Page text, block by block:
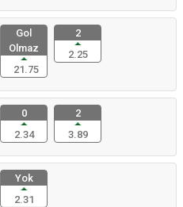
Gol
Olmaz
21.75
2
2.25
0
2.34
2
3.89
Yok
2.31